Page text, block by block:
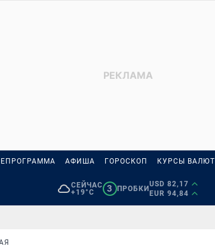
АФИША ГОРОСКОП КУРСЫ ВАЛЮТ
СЕЙЧАС
+19°C
3 ПРОБКИ
USD 82,17
EUR 94,84